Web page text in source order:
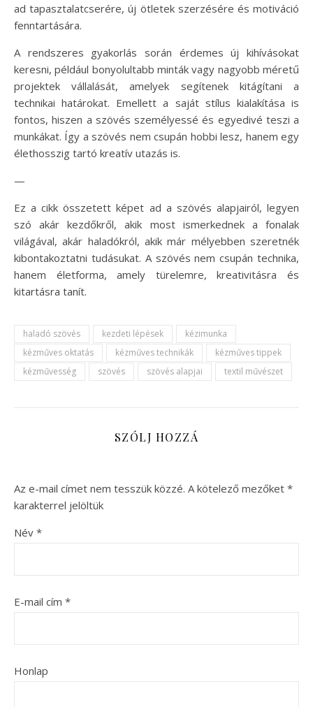
ad tapasztalatcserére, új ötletek szerzésére és motiváció
fenntartására.
A rendszeres gyakorlás során érdemes új kihívásokat
keresni, például bonyolultabb minták vagy nagyobb méretű
projektek vállalását, amelyek segítenek kitágítani a
technikai határokat. Emellett a saját stílus kialakítása is
fontos, hiszen a szövés személyessé és egyedivé teszi a
munkákat. Így a szövés nem csupán hobbi lesz, hanem egy
élethosszig tartó kreatív utazás is.
—
Ez a cikk összetett képet ad a szövés alapjairól, legyen
szó akár kezdőkről, akik most ismerkednek a fonalak
világával, akár haladókról, akik már mélyebben szeretnék
kibontakoztatni tudásukat. A szövés nem csupán technika,
hanem életforma, amely türelemre, kreativitásra és
kitartásra tanít.
haladó szövés kezdeti lépések
kézimunka
kézműves oktatás
kézműves technikák
kézműves tippek
kézművesség
szövés szövés alapjai textil művészet
SZÓLJ HOZZÁ
Az e-mail címet nem tesszük közzé. A kötelező mezőket *
karakterrel jelöltük
Név *
E-mail cím *
Honlap